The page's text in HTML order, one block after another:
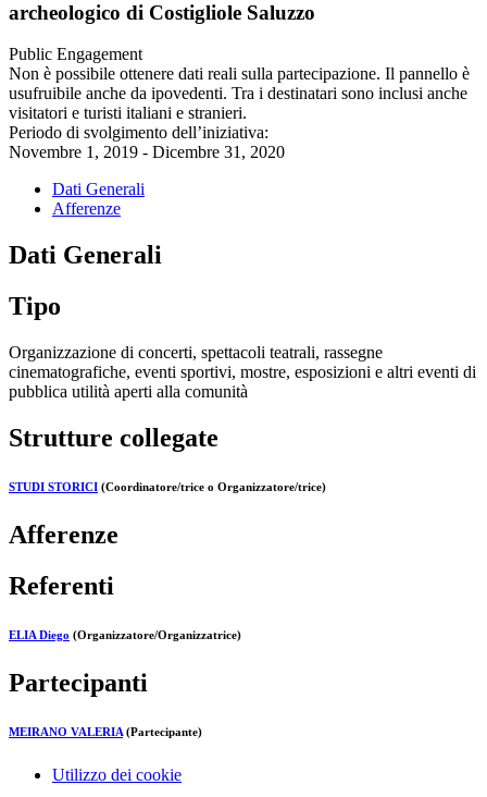
archeologico di Costigliole Saluzzo
Public Engagement
Non è possibile ottenere dati reali sulla partecipazione. Il pannello è
usufruibile anche da ipovedenti. Tra i destinatari sono inclusi anche
visitatori e turisti italiani e stranieri.
Periodo di svolgimento dell’iniziativa:
Novembre 1, 2019 - Dicembre 31, 2020
Dati Generali
Afferenze
Dati Generali
Tipo
Organizzazione di concerti, spettacoli teatrali, rassegne
cinematografiche, eventi sportivi, mostre, esposizioni e altri eventi di
pubblica utilità aperti alla comunità
Strutture collegate
STUDI STORICI (Coordinatore/trice o Organizzatore/trice)
Afferenze
Referenti
ELIA Diego (Organizzatore/Organizzatrice)
Partecipanti
MEIRANO VALERIA (Partecipante)
Utilizzo dei cookie